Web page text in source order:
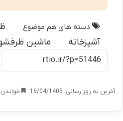
دسته های هم موضوع
آشپزخانه
ماشین
آخرین به روز رسانی: 16/04/1405 خواندن این